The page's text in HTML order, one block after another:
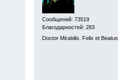
Сообщений: 73519
Благодарностей: 283
Doctor Mirabilis. Felix et Beatus